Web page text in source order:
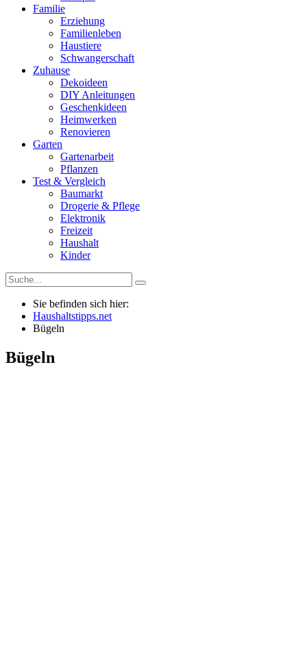
Familie
Erziehung
Familienleben
Haustiere
Schwangerschaft
Zuhause
Dekoideen
DIY Anleitungen
Geschenkideen
Heimwerken
Renovieren
Garten
Gartenarbeit
Pflanzen
Test & Vergleich
Baumarkt
Drogerie & Pflege
Elektronik
Freizeit
Haushalt
Kinder
Sie befinden sich hier:
Haushaltstipps.net
Bügeln
Bügeln